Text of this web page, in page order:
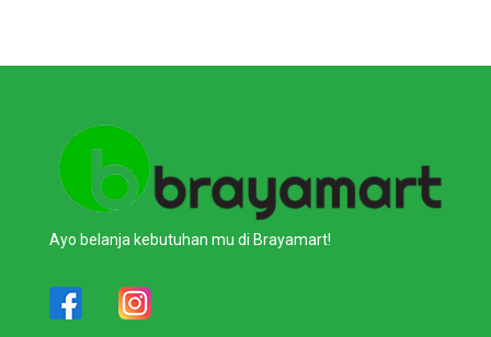
Ayo belanja kebutuhan mu di Brayamart!